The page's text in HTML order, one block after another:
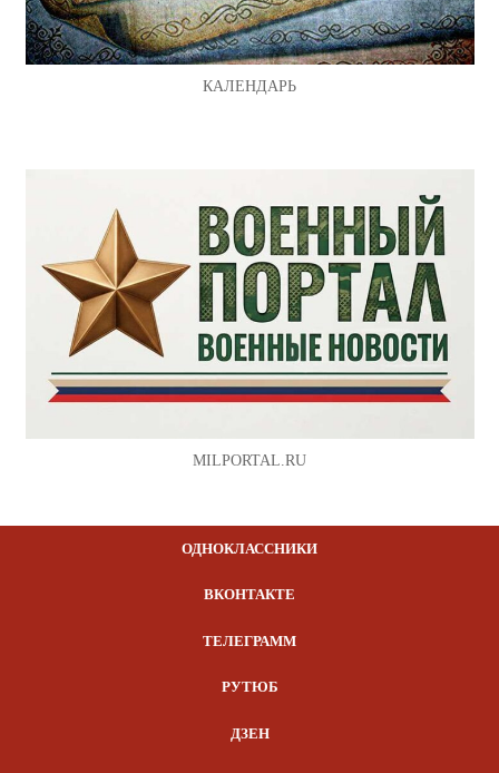
КАЛЕНДАРЬ
MILPORTAL.RU
ОДНОКЛАССНИКИ
ВКОНТАКТЕ
ТЕЛЕГРАММ
РУТЮБ
ДЗЕН